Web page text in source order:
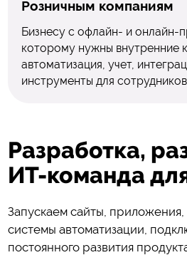
Розничным компаниям
Бизнесу с офлайн- и онлайн-
которому нужны внутренние
автоматизация, учет,
инструменты для
Разработка,
ИТ-команда
Запускаем сайты,
системы автоматизации,
постоянного развития